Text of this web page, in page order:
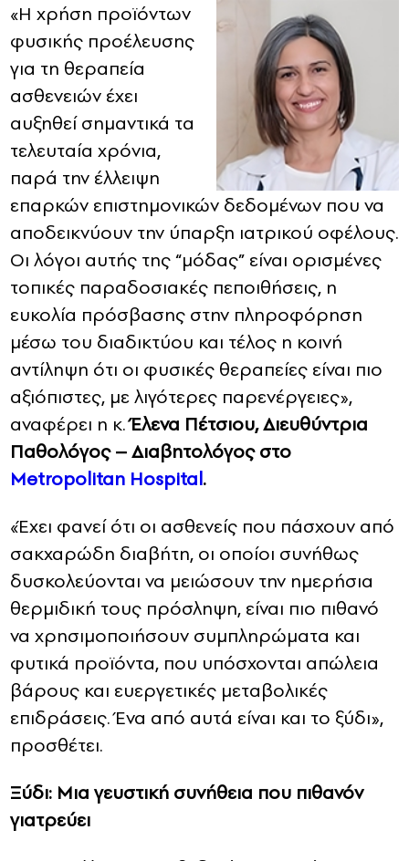
«Η χρήση προϊόντων
φυσικής προέλευσης
για τη θεραπεία
ασθενειών έχει
αυξηθεί σημαντικά τα
τελευταία χρόνια,
παρά την έλλειψη
επαρκών επιστημονικών δεδομένων που να
αποδεικνύουν την ύπαρξη ιατρικού οφέλους.
Οι λόγοι αυτής της “μόδας” είναι ορισμένες
τοπικές παραδοσιακές πεποιθήσεις, η
ευκολία πρόσβασης στην πληροφόρηση
μέσω του διαδικτύου και τέλος η κοινή
αντίληψη ότι οι φυσικές θεραπείες είναι πιο
αξιόπιστες, με λιγότερες παρενέργειες»,
αναφέρει η κ.Έλενα Πέτσιου, Διευθύντρια
Παθολόγος – Διαβητολόγος στο
Metropolitan Hospital.
«Έχει φανεί ότι οι ασθενείς που πάσχουν από
σακχαρώδη διαβήτη, οι οποίοι συνήθως
δυσκολεύονται να μειώσουν την ημερήσια
θερμιδική τους πρόσληψη, είναι πιο πιθανό
να χρησιμοποιήσουν συμπληρώματα και
φυτικά προϊόντα, που υπόσχονται απώλεια
βάρους και ευεργετικές μεταβολικές
επιδράσεις. Ένα από αυτά είναι και το ξύδι»,
προσθέτει.
Ξύδι: Μια γευστική συνήθεια που πιθανόν
γιατρεύει